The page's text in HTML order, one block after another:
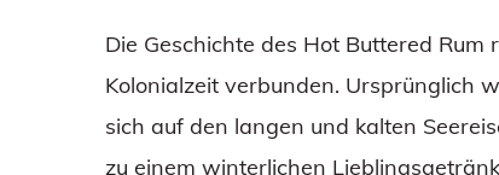
Die Geschichte des Hot Buttered
Kolonialzeit verbunden. Ursprünglich
sich auf den langen und kalten
zu einem winterlichen